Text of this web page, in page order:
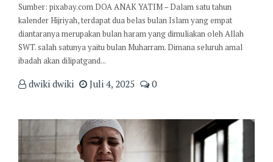
Sumber: pixabay.com DOA ANAK YATIM – Dalam satu tahun
kalender Hijriyah, terdapat dua belas bulan Islam yang empat
diantaranya merupakan bulan haram yang dimuliakan oleh Allah
SWT. salah satunya yaitu bulan Muharram. Dimana seluruh amal
ibadah akan dilipatgand...
dwiki dwiki Juli 4, 2025 0